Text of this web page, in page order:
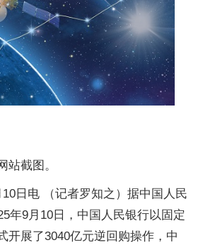
站截图。
10日电 （记者罗知之）据中国人民
年9月10日，中国人民银行以固定
开展了3040亿元逆回购操作，中